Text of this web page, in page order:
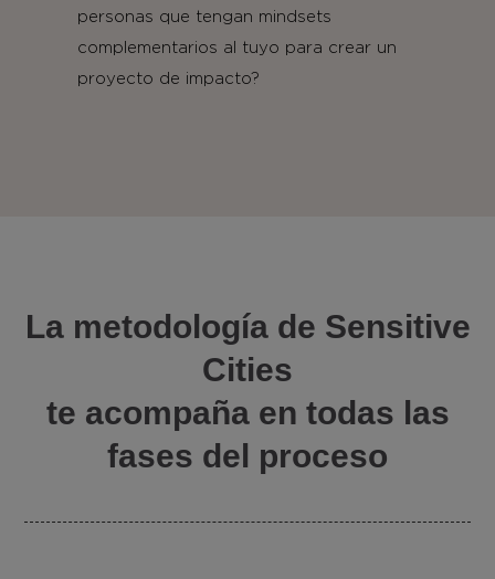
personas que tengan mindsets
complementarios al tuyo para crear un
proyecto de impacto?
La metodología de Sensitive
Cities
te acompaña en todas las
fases del proceso